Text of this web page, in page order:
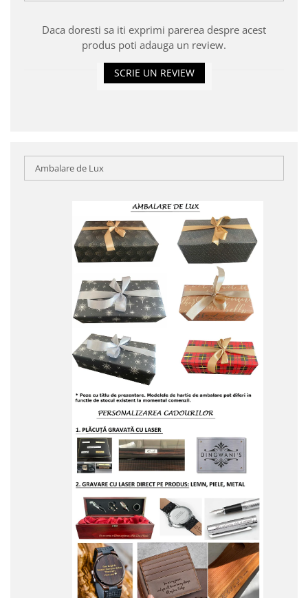
Daca doresti sa iti exprimi parerea despre acest
produs poti adauga un review.
SCRIE UN REVIEW
Ambalare de Lux